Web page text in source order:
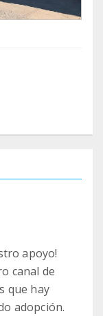
apoyo!
canal de
que hay
adopción.